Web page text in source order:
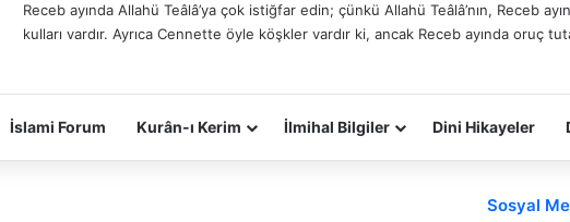
Receb ayında Allahü Teâlâ’ya çok istiğfar edin; çünkü Allahü Teâlâ’nın, Receb
kulları vardır. Ayrıca Cennette öyle köşkler vardır ki, ancak Receb ayında oruç
İslami Forum Kurân-ı Kerim İlmihal Bilgiler Dini Hikayeler
Sosyal